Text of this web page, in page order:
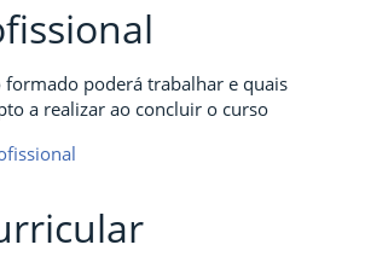
formado poderá trabalhar e quais
a realizar ao concluir o curso